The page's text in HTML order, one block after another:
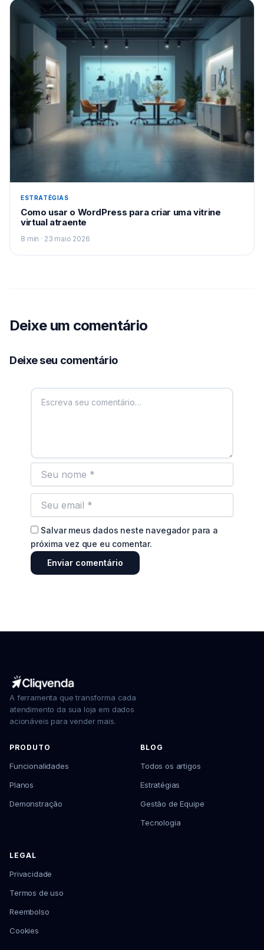
ESTRATÉGIAS
Como usar o WordPress para criar uma vitrine
virtual atraente
8 min · 23 maio 2026
Deixe um comentário
Deixe seu comentário
Salvar meus dados neste navegador para a
próxima vez que eu comentar.
A ferramenta que transforma cada
atendimento da sua loja em dados
acionáveis para vender mais.
PRODUTO
Funcionalidades
Planos
Demonstração
BLOG
Todos os artigos
Estratégias
Gestão de Equipe
Tecnologia
LEGAL
Privacidade
Termos de uso
Reembolso
Cookies